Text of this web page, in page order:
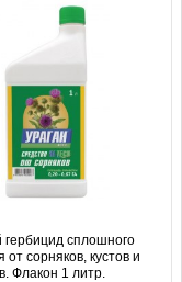
сплошного
от сорняков, кустов и
Флакон 1 литр.